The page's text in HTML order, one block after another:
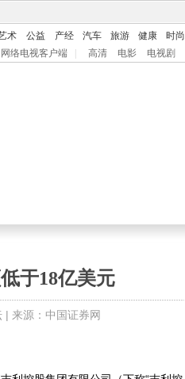
术 公益 产经 汽车 旅游 健康 时尚
网络电视客户端 高清 电影 电视剧
于18亿美元
| 来源：中国证券网